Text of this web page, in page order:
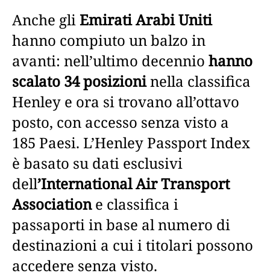
Anche gliEmirati Arabi Uniti
hanno compiuto un balzo in
avanti: nell’ultimo decennio hanno
scalato 34 posizioninella classifica
Henley e ora si trovano all’ottavo
posto, con accesso senza visto a
185 Paesi. L’Henley Passport Index
è basato su dati esclusivi
dell’International Air Transport
Associatione classifica i
passaporti in base al numero di
destinazioni a cui i titolari possono
accedere senza visto.